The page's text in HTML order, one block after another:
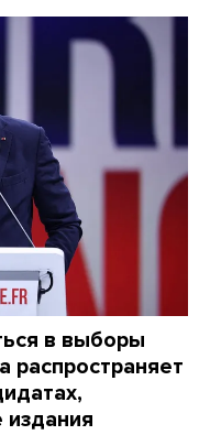
в выборы
распространяет